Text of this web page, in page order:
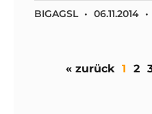
BIGAGSL 06.11.2014
« zurück 1 2